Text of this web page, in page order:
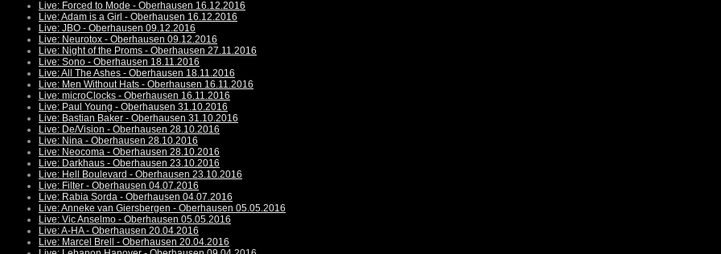
Live: Forced to Mode - Oberhausen 16.12.2016
Live: Adam is a Girl - Oberhausen 16.12.2016
Live: JBO - Oberhausen 09.12.2016
Live: Neurotox - Oberhausen 09.12.2016
Live: Night of the Proms - Oberhausen 27.11.2016
Live: Sono - Oberhausen 18.11.2016
Live: All The Ashes - Oberhausen 18.11.2016
Live: Men Without Hats - Oberhausen 16.11.2016
Live: microClocks - Oberhausen 16.11.2016
Live: Paul Young - Oberhausen 31.10.2016
Live: Bastian Baker - Oberhausen 31.10.2016
Live: De/Vision - Oberhausen 28.10.2016
Live: Nina - Oberhausen 28.10.2016
Live: Neocoma - Oberhausen 28.10.2016
Live: Darkhaus - Oberhausen 23.10.2016
Live: Hell Boulevard - Oberhausen 23.10.2016
Live: Filter - Oberhausen 04.07.2016
Live: Rabia Sorda - Oberhausen 04.07.2016
Live: Anneke van Giersbergen - Oberhausen 05.05.2016
Live: Vic Anselmo - Oberhausen 05.05.2016
Live: A-HA - Oberhausen 20.04.2016
Live: Marcel Brell - Oberhausen 20.04.2016